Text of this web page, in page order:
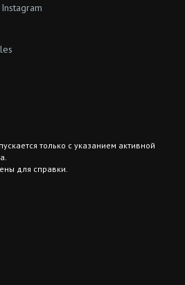
только с указанием активной
для справки.